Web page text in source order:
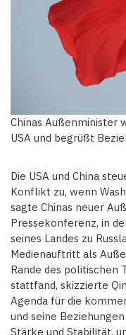
Chinas Außenminister
USA und begrüßt
Die USA und China
Konflikt zu, wenn
sagte Chinas neuer
Pressekonferenz, in
seines Landes zu
Medienauftritt als
Rande des politischen
stattfand, skizzierte
Agenda für die
und seine
Stärke und Stabilität,